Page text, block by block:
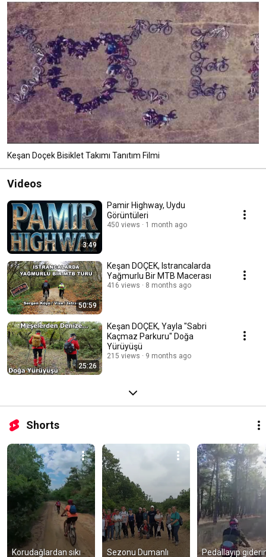
Keşan Doçek Bisiklet Takımı Tanıtım Filmi
Videos
3:49
Pamir Highway, Uydu
Görüntüleri
450 views 1 month ago
50:59
Keşan DOÇEK, Istrancalarda
Yağmurlu Bir MTB Macerası
416 views 8 months ago
25:26
Keşan DOÇEK, Yayla "Sabri
Kaçmaz Parkuru" Doğa
Yürüyüşü
215 views 9 months ago
Shorts
Korudağlardan sıkı Sezonu Dumanlı Pedallayıp